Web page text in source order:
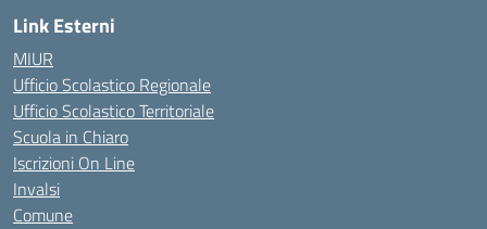
Link Esterni
MIUR
Ufficio Scolastico Regionale
Ufficio Scolastico Territoriale
Scuola in Chiaro
Iscrizioni On Line
Invalsi
Comune